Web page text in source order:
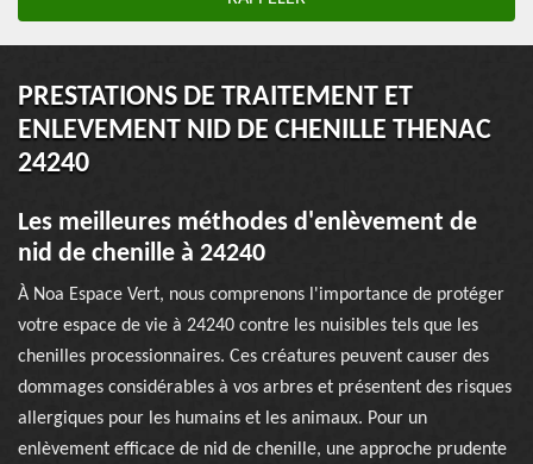
PRESTATIONS DE TRAITEMENT ET
ENLEVEMENT NID DE CHENILLE THENAC
24240
Les meilleures méthodes d'enlèvement de
nid de chenille à 24240
À Noa Espace Vert, nous comprenons l'importance de protéger
votre espace de vie à 24240 contre les nuisibles tels que les
chenilles processionnaires. Ces créatures peuvent causer des
dommages considérables à vos arbres et présentent des risques
allergiques pour les humains et les animaux. Pour un
enlèvement efficace de nid de chenille, une approche prudente